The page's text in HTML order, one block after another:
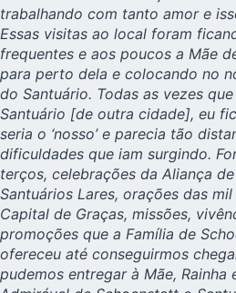
trabalhando com tanto amor e
Essas visitas ao local foram
frequentes e aos poucos a Mãe
para perto dela e colocando no
do Santuário. Todas as vezes
Santuário [de outra cidade], eu
seria o ‘nosso’ e parecia tão
dificuldades que iam surgindo.
terços, celebrações da Aliança
Santuários Lares, orações das
Capital de Graças, missões,
promoções que a Família de
ofereceu até conseguirmos
pudemos entregar à Mãe, Rainha